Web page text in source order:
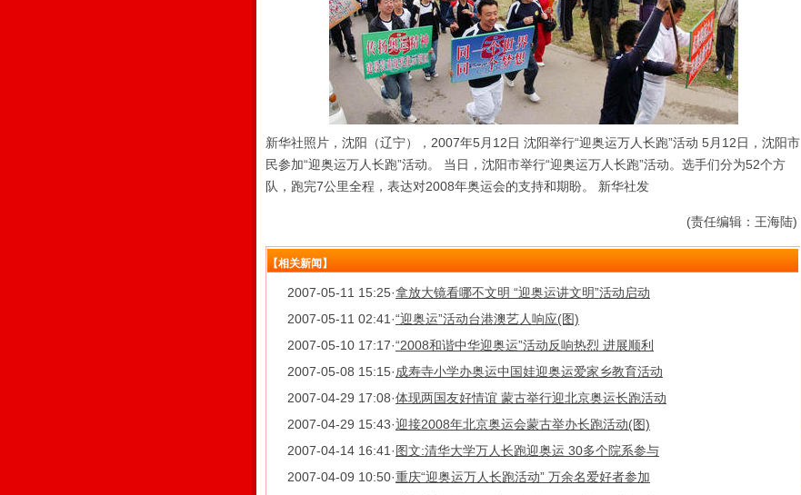
新华社照片，沈阳（辽宁），2007年5月12日 沈阳举行“迎奥运万人长跑”活动 5月12日，沈阳市
民参加“迎奥运万人长跑”活动。 当日，沈阳市举行“迎奥运万人长跑”活动。选手们分为52个方
队，跑完7公里全程，表达对2008年奥运会的支持和期盼。 新华社发
(责任编辑：王海陆)
【相关新闻】
2007-05-11 15:25·拿放大镜看哪不文明 “迎奥运讲文明”活动启动
2007-05-11 02:41 ·“迎奥运”活动台港澳艺人响应(图)
2007-05-10 17:17·“2008和谐中华迎奥运”活动反响热烈 进展顺利
2007-05-08 15:15·成寿寺小学办奥运中国娃迎奥运爱家乡教育活动
2007-04-29 17:08·体现两国友好情谊 蒙古举行迎北京奥运长跑活动
2007-04-29 15:43·迎接2008年北京奥运会蒙古举办长跑活动(图)
2007-04-14 16:41 · 图文:清华大学万人长跑迎奥运 30多个院系参与
2007-04-09 10:50·重庆“迎奥运万人长跑活动” 万余名爱好者参加